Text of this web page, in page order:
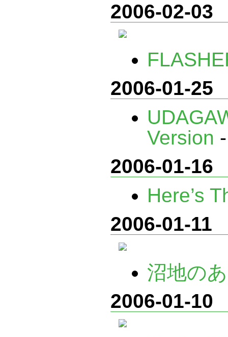
2006-02-03
2006-01-25
Version
2006-01-16
Here’s
2006-01-11
沼地の
2006-01-10